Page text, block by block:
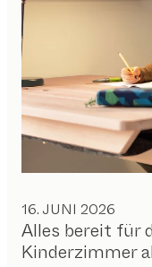
16. JUNI 2026
Alles bereit für
Kinderzimmer